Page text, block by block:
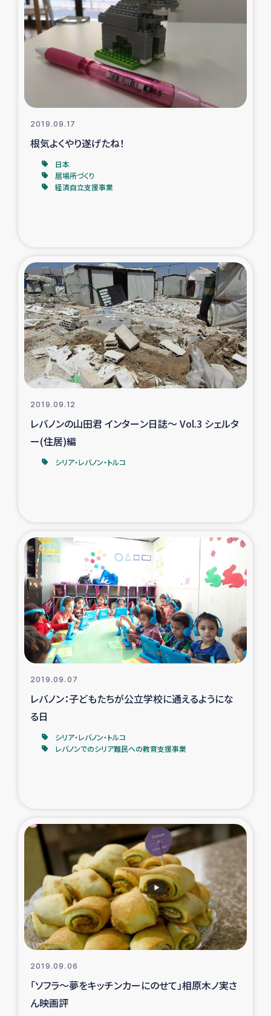
トルコ・シリア地震被災者支援
デニヤヤ小規模紅茶農家支援
コーヒー生産者支援
アイナロ県マウベシ郡でのコーヒー畑改善事業
女性の生計向上支援
2019.09.17
根気よくやり遂げたね！
日本
居場所づくり
経済自立支援事業
2019.09.12
レバノンの山田君 インターン日誌～ Vol.3 シェルタ
ー(住居)編
シリア・レバノン・トルコ
2019.09.07
レバノン：子どもたちが公立学校に通えるようにな
る日
シリア・レバノン・トルコ
レバノンでのシリア難民への教育支援事業
2019.09.06
「ソフラ～夢をキッチンカーにのせて」相原木ノ実さ
ん映画評